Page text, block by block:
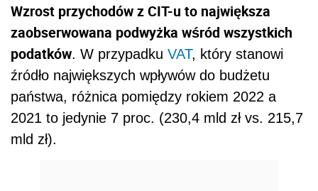
Wzrost przychodów z CIT-u to największa
zaobserwowana podwyżka wśród wszystkich
podatków. W przypadku VAT, który stanowi
źródło największych wpływów do budżetu
państwa, różnica pomiędzy rokiem 2022 a
2021 to jedynie 7 proc. (230,4 mld zł vs. 215,7
mld zł).